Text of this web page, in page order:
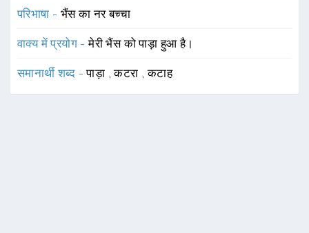
परिभाषा - भैंस का नर बच्चा
वाक्य में प्रयोग -मेरी भैंस को पाड़ा हुआ है।
समानार्थी शब्द -पाड़ा ,कटरा ,कटाह